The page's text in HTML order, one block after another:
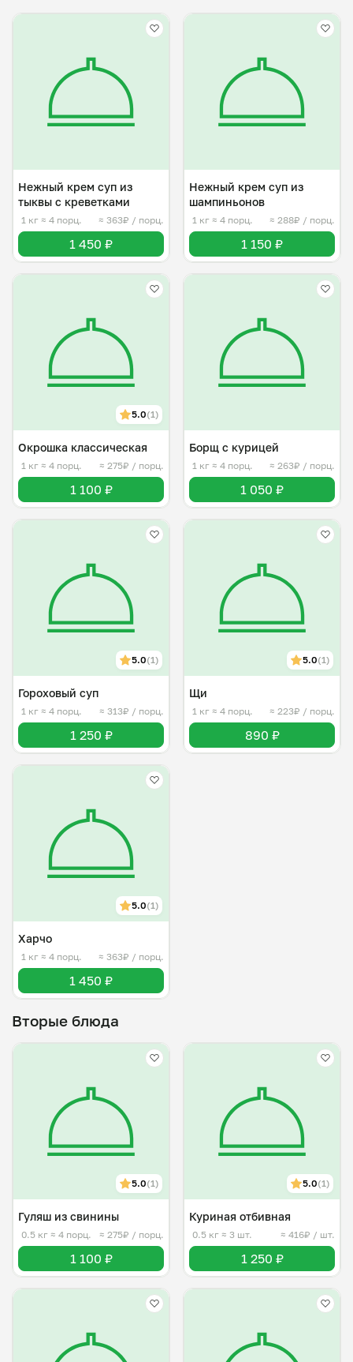
Нежный крем суп из
тыквы с креветками
1 кг ≈ 4 порц. ≈ 363₽ / порц.
1 450 ₽
Нежный крем суп из
шампиньонов
1 кг ≈ 4 порц. ≈ 288₽ / порц.
1 150 ₽
5.0(1)
Окрошка классическая
1 кг ≈ 4 порц. ≈ 275₽ / порц.
1 100 ₽
Борщ с курицей
1 кг ≈ 4 порц. ≈ 263₽ / порц.
1 050 ₽
5.0(1)
Гороховый суп
1 кг ≈ 4 порц. ≈ 313₽ / порц.
1 250 ₽
5.0(1)
Щи
1 кг ≈ 4 порц. ≈ 223₽ / порц.
890 ₽
5.0(1)
Харчо
1 кг ≈ 4 порц. ≈ 363₽ / порц.
1 450 ₽
Вторые блюда
5.0(1)
Гуляш из свинины
0.5 кг ≈ 4 порц. ≈ 275₽ / порц.
1 100 ₽
5.0(1)
Куриная отбивная
0.5 кг ≈ 3 шт. ≈ 416₽ / шт.
1 250 ₽